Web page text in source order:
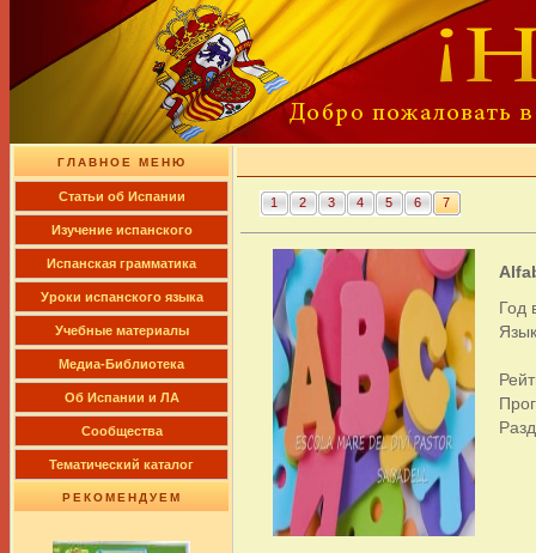
ГЛАВНОЕ МЕНЮ
Cтатьи об Испании
Изучение испанского
Испанская грамматика
Уроки испанского языка
Учебные материалы
Медиа-Библиотека
Об Испании и ЛА
Сообщества
Тематический каталог
РЕКОМЕНДУЕМ
1 2 3 4 5 6 7
Год